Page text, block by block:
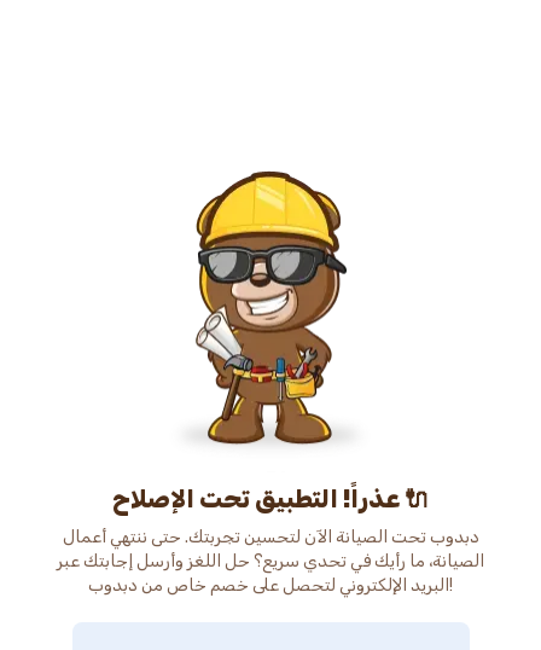
عذراً! التطبيق تحت الإصلاح 🔌
دبدوب تحت الصيانة الآن لتحسين تجربتك. حتى ننتهي أعمال
الصيانة، ما رأيك في تحدي سريع؟ حل اللغز وأرسل إجابتك عبر
البريد الإلكتروني لتحصل على خصم خاص من دبدوب!